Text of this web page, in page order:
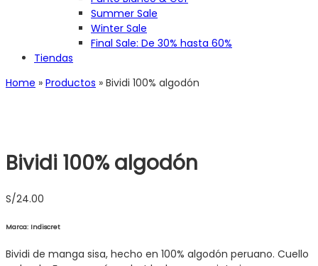
Summer Sale
Winter Sale
Final Sale: De 30% hasta 60%
Tiendas
Home » Productos » Bividi 100% algodón
Bividi 100% algodón
S/24.00
Marca: Indiscret
Bividi de manga sisa, hecho en 100% algodón peruano. Cuello